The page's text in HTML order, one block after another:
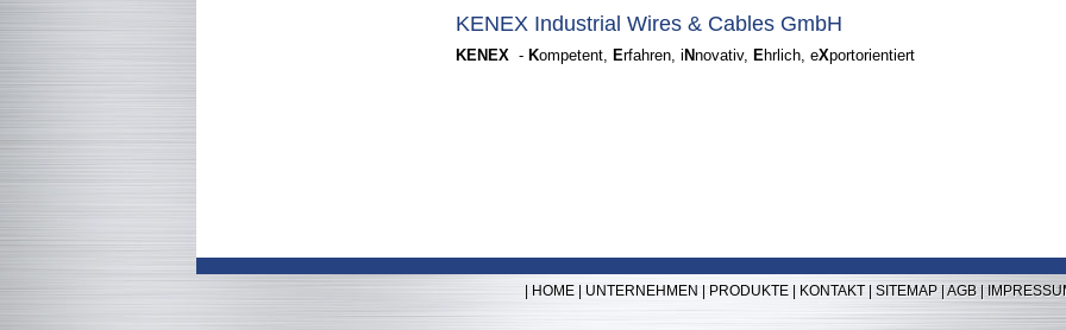
KENEX Industrial Wires & Cables GmbH
KENEX - Kompetent, Erfahren, i Nnovativ, E hrlich, eXportorientiert
HOME UNTERNEHMEN PRODUKTE KONTAKT| SITEMAP |AGB |